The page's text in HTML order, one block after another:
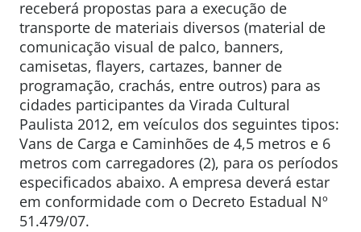
receberá propostas para a execução de
transporte de materiais diversos (material de
comunicação visual de palco, banners,
camisetas, flayers, cartazes, banner de
programação, crachás, entre outros) para as
cidades participantes da Virada Cultural
Paulista 2012, em veículos dos seguintes tipos:
Vans de Carga e Caminhões de 4,5 metros e 6
metros com carregadores (2), para os períodos
especificados abaixo. A empresa deverá estar
em conformidade com o Decreto Estadual Nº
51.479/07.